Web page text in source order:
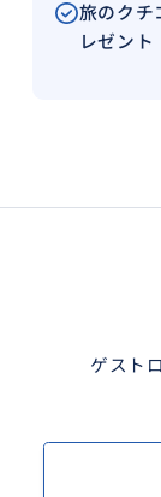
旅のクチ
レゼント
ゲスト